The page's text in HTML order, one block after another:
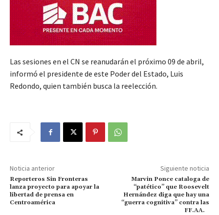
Las sesiones en el CN se reanudarán el próximo 09 de abril,
informó el presidente de este Poder del Estado, Luis
Redondo, quien también busca la reelección.
Noticia anterior
Reporteros Sin Fronteras
lanza proyecto para apoyar la
libertad de prensa en
Centroamérica
Siguiente noticia
Marvin Ponce cataloga de
“patético” que Roosevelt
Hernández diga que hay una
“guerra cognitiva” contra las
FF.AA.